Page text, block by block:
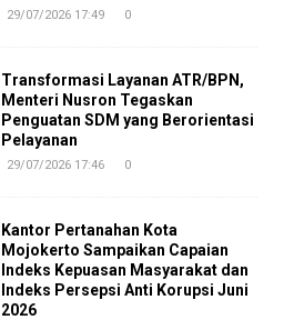
29/07/2026 17:49 0
Transformasi Layanan ATR/BPN,
Menteri Nusron Tegaskan
Penguatan SDM yang Berorientasi
Pelayanan
29/07/2026 17:46 0
Kantor Pertanahan Kota
Mojokerto Sampaikan Capaian
Indeks Kepuasan Masyarakat dan
Indeks Persepsi Anti Korupsi Juni
2026